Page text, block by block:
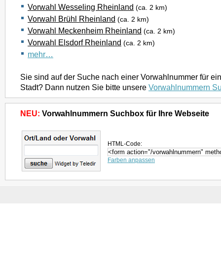
Vorwahl Wesseling Rheinland (ca. 2 km)
Vorwahl Brühl Rheinland (ca. 2 km)
Vorwahl Meckenheim Rheinland (ca. 2 km)
Vorwahl Elsdorf Rheinland (ca. 2 km)
mehr…
Sie sind auf der Suche nach einer Vorwahlnummer für
Stadt? Dann nutzen Sie bitte unsere Vorwahlnummern
NEU: Vorwahlnummern Suchbox für Ihre Webseite
HTML-Code:
Farben anpassen